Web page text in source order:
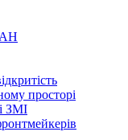
просторі
ЗМІ